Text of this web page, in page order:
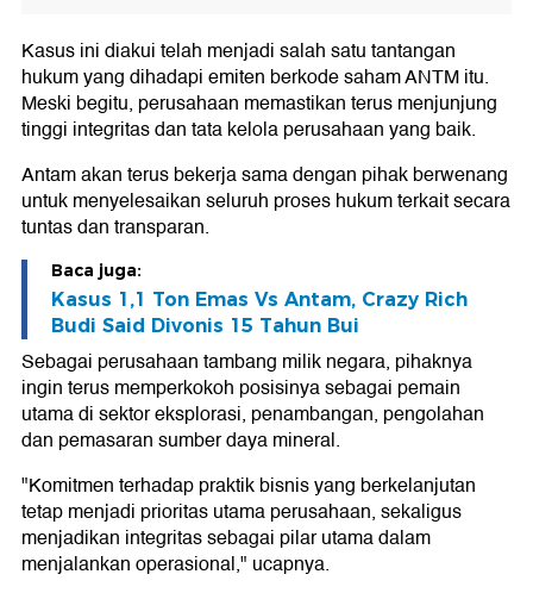
Kasus ini diakui telah menjadi salah satu tantangan
hukum yang dihadapi emiten berkode saham ANTM itu.
Meski begitu, perusahaan memastikan terus menjunjung
tinggi integritas dan tata kelola perusahaan yang baik.
Antam akan terus bekerja sama dengan pihak berwenang
untuk menyelesaikan seluruh proses hukum terkait secara
tuntas dan transparan.
Baca juga:
Kasus 1,1 Ton Emas Vs Antam, Crazy Rich
Budi Said Divonis 15 Tahun Bui
Sebagai perusahaan tambang milik negara, pihaknya
ingin terus memperkokoh posisinya sebagai pemain
utama di sektor eksplorasi, penambangan, pengolahan
dan pemasaran sumber daya mineral.
"Komitmen terhadap praktik bisnis yang berkelanjutan
tetap menjadi prioritas utama perusahaan, sekaligus
menjadikan integritas sebagai pilar utama dalam
menjalankan operasional," ucapnya.